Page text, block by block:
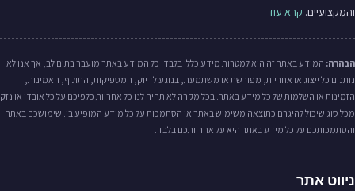
והמקצועיים. קרא עוד
הבהרה: המידע באתר זה הוא למטרות מידע כללי בלבד. כל המידע באתר מועבר בתום לב, אך אנו לא
נותנים כל ייצוג או אחריות, מפורשת או משתמעת, בנוגע לדיוק, המספיקות, התוקף, האמינות,
הזמינות או השלמות של כל מידע באתר. בכל מקרה לא תהיה לנו כל אחריות כלפיכם על כל אובדן או נזק
מכל סוג שיכול להיגרם כתוצאה משימוש באתר או הסתמכות על כל מידע המופיע בו. שימושכם באתר
והסתמכותכם על כל מידע באתר היא על אחריותכם בלבד.
ניווט אתר